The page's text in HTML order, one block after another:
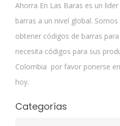
Ahorra En Las Baras es un
barras a un nivel global.
obtener códigos de barras
necesita códigos para sus
Colombia por favor ponerse
hoy.
Categorías